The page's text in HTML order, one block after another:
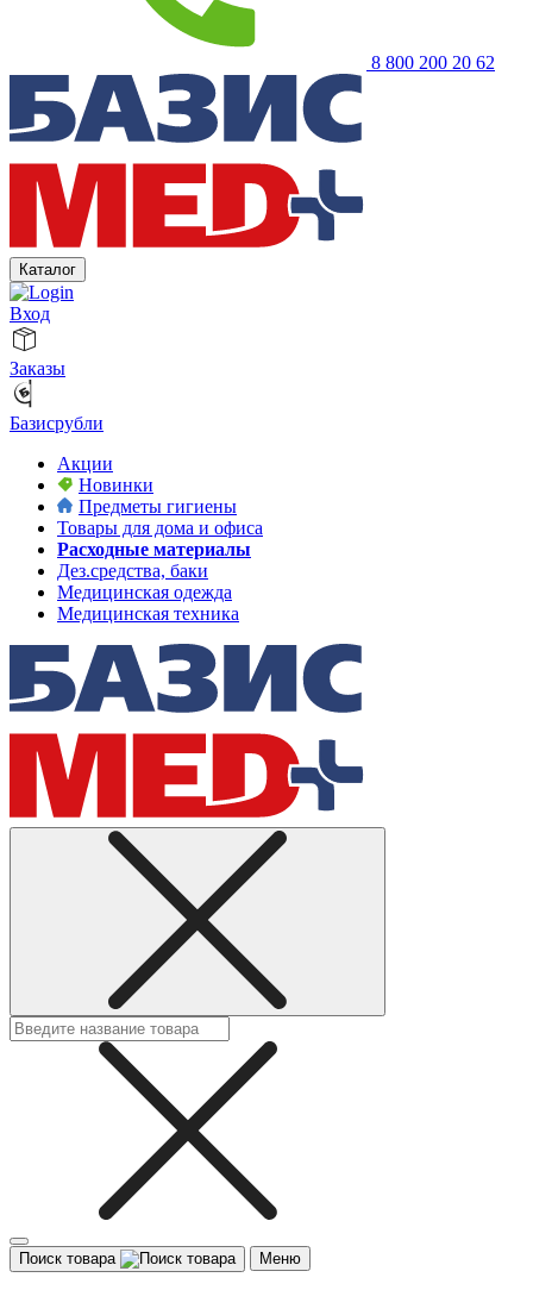
8 800 200 20 62
Каталог
Вход
Заказы
Базисрубли
Акции
Новинки
Предметы гигиены
Товары для дома и офиса
Расходные материалы
Дез.средства, баки
Медицинская одежда
Медицинская техника
Поиск товара Меню